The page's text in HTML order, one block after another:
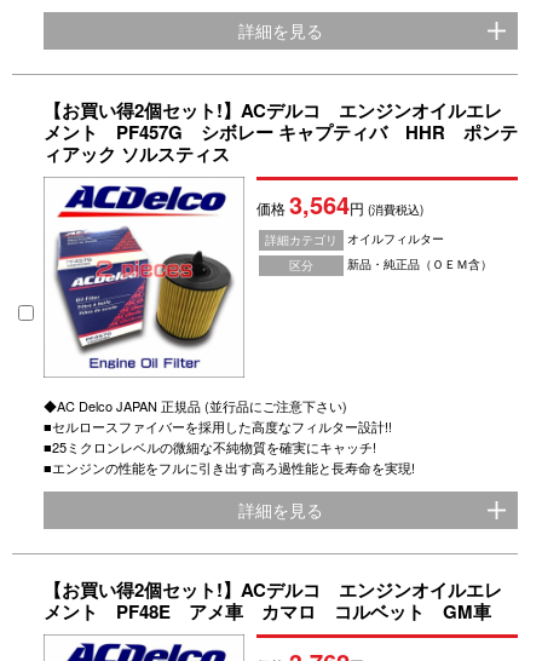
詳細を見る
【お買い得2個セット!】ACデルコ エンジンオイルエレ
メント PF457G シボレー キャプティバ HHR ポンテ
ィアック ソルスティス
価格3,564円(消費税込)
詳細カテゴリ
オイルフィルター
区分
新品・純正品（ＯＥＭ含）
◆AC Delco JAPAN 正規品 (並行品にご注意下さい)
■セルロースファイバーを採用した高度なフィルター設計!!
■25ミクロンレベルの微細な不純物質を確実にキャッチ!
■エンジンの性能をフルに引き出す高ろ過性能と長寿命を実現!
詳細を見る
【お買い得2個セット!】ACデルコ エンジンオイルエレ
メント PF48E アメ車 カマロ コルベット GM車